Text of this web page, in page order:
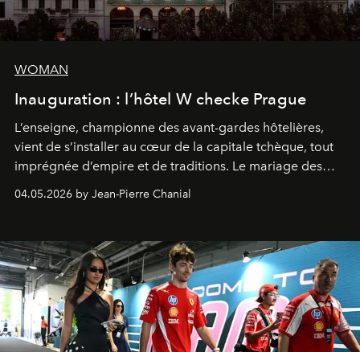
WOMAN
Inauguration : l’hôtel W checke Prague
L’enseigne, championne des avant-gardes hôtelières,
vient de s’installer au cœur de la capitale tchèque, tout
imprégnée d’empire et de traditions. Le mariage des
extrêmes fait merveille.
04.05.2026 by Jean-Pierre Chanial